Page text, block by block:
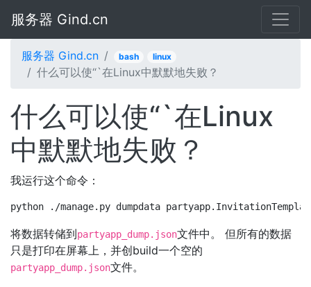
服务器 Gind.cn
服务器 Gind.cn bash linux
什么可以使“`在Linux中默默地失败？
什么可以使“`在Linux
中默默地失败？
我运行这个命令：
python ./manage.py dumpdata
将数据转储到partyapp_dump.json文件中。 但所有的数据
只是打印在屏幕上，并创build一个空的
partyapp_dump.json文件。